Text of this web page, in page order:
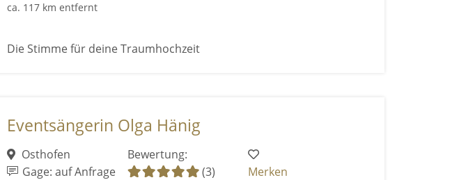
ca. 117 km entfernt
Die Stimme für deine Traumhochzeit
Eventsängerin Olga Hänig
Osthofen
Gage: auf Anfrage
Bewertung:
(3)
Merken